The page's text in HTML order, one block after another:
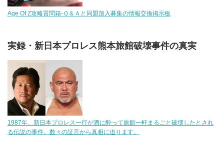
Age Of Z攻略質問箱-Ｑ＆Ａと同盟加入募集の情報交換掲示板
実録・新日本プロレス熊本旅館破壊事件の真実
1987年、新日本プロレス一行が酒に酔って旅館一軒まるごと破壊したとされ
る伝説の事件。数々の証言から真相に迫ります。